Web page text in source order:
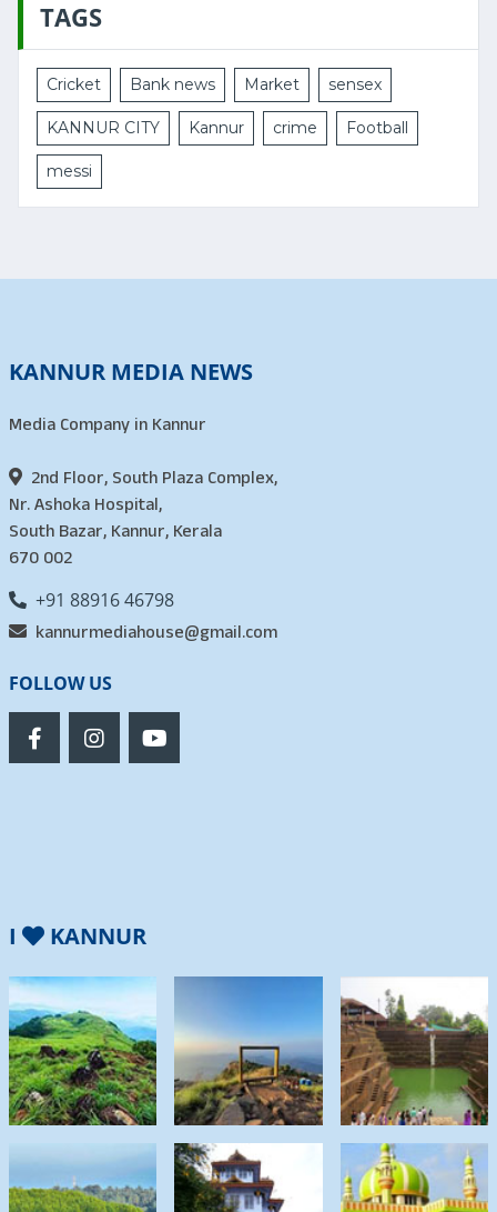
TAGS
Cricket Bank news Market sensex
KANNUR CITY Kannur crime Football
messi
KANNUR MEDIA NEWS
Media Company in Kannur
2nd Floor, South Plaza Complex,
Nr. Ashoka Hospital,
South Bazar, Kannur, Kerala
670 002
+91 88916 46798
kannurmediahouse@gmail.com
FOLLOW US
I KANNUR